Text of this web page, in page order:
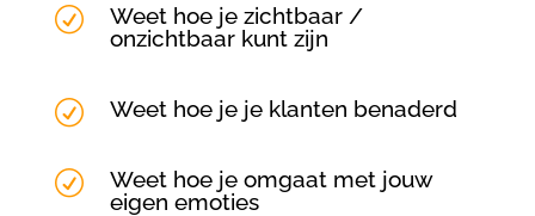
R
Weet hoe je zichtbaar /
onzichtbaar kunt zijn
R Weet hoe je je klanten benaderd
R
Weet hoe je omgaat met jouw
eigen emoties